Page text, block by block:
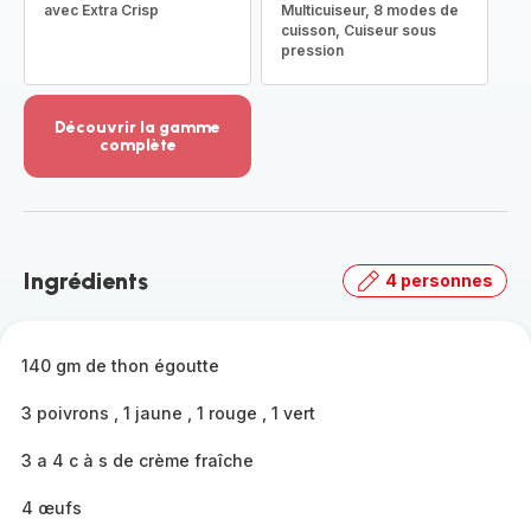
avec Extra Crisp
Multicuiseur, 8 modes de
cuisson, Cuiseur sous
pression
Découvrir la gamme
complète
-
gamme
Ingrédients 4 personnes
140 gm de thon égoutte
3 poivrons , 1 jaune , 1 rouge , 1 vert
3 a 4 c à s de crème fraîche
4 œufs